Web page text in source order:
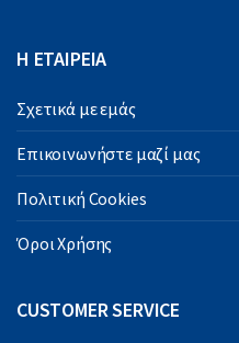
Η ΕΤΑΙΡΕΙΑ
Σχετικά με εμάς
Επικοινωνήστε μαζί μας
Πολιτική Cookies
Όροι Χρήσης
CUSTOMER SERVICE